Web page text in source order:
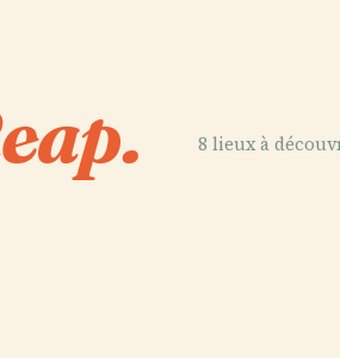
8 lieux à